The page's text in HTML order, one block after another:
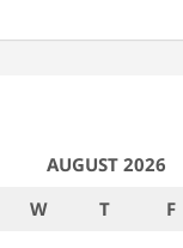
AUGUST 2026
W T F